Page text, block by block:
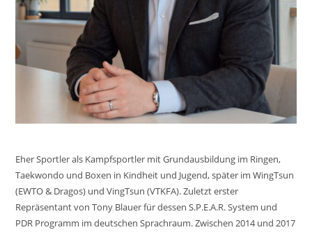
Eher Sportler als Kampfsportler mit Grundausbildung im Ringen,
Taekwondo und Boxen in Kindheit und Jugend, später im WingTsun
(EWTO & Dragos) und VingTsun (VTKFA). Zuletzt erster
Repräsentant von Tony Blauer für dessen S.P.E.A.R. System und
PDR Programm im deutschen Sprachraum. Zwischen 2014 und 2017